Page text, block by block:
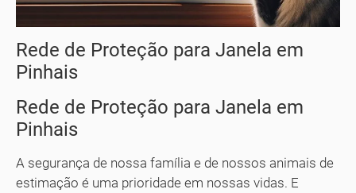
Rede de Proteção para Janela em
Pinhais
Rede de Proteção para Janela em
Pinhais
A segurança de nossa família e de nossos animais de
estimação é uma prioridade em nossas vidas. E